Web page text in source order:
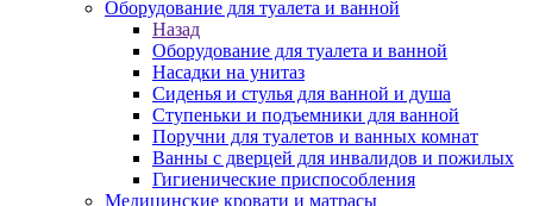
Оборудование для туалета и ванной
Назад
Оборудование для туалета и ванной
Насадки на унитаз
Сиденья и стулья для ванной и душа
Ступеньки и подъемники для ванной
Поручни для туалетов и ванных комнат
Ванны с дверцей для инвалидов и пожилых
Гигиенические приспособления
Медицинские кровати и матрасы